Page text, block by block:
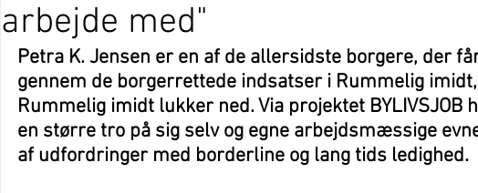
arbejde med"
Petra K. Jensen er en af de allersidste borgere, der
gennem de borgerrettede indsatser i Rummelig
Rummelig imidt lukker ned. Via projektet BYLIVSJOB
en større tro på sig selv og egne arbejdsmæssige
af udfordringer med borderline og lang tids ledighed.